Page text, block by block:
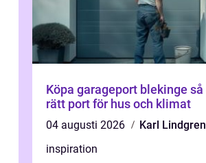
Köpa garageport blekinge så väljer du
rätt port för hus och klimat
04 augusti 2026
Karl Lindgren
inspiration